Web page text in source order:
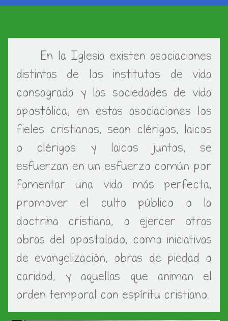
En la Iglesia existen asociaciones
distintas de los institutos de vida
consagrada y las sociedades de vida
apostólica; en estas asociaciones los
fieles cristianos, sean clérigos, laicos
o clérigos y laicos juntos, se
esfuerzan en un esfuerzo común por
fomentar una vida más perfecta,
promover el culto público o la
doctrina cristiana, o ejercer otras
obras del apostolado, como iniciativas
de evangelización, obras de piedad o
caridad, y aquellas que animan el
orden temporal con espíritu cristiano.